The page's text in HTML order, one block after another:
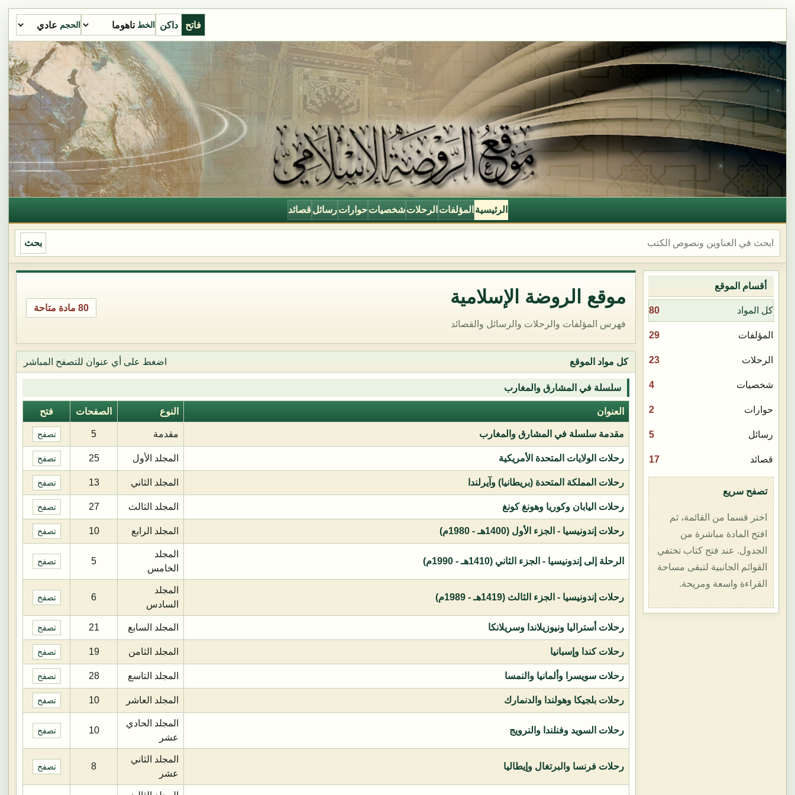
فاتح داكن الخط الحجم
الرئيسية المؤلفات الرحلات شخصيات حوارات رسائل قصائد
بحث
أقسام الموقع
كل المواد 80
المؤلفات 29
الرحلات 23
شخصيات 4
حوارات 2
رسائل 5
قصائد 17
تصفح سريع
اختر قسما من القائمة، ثم
افتح المادة مباشرة من
الجدول. عند فتح كتاب تختفي
القوائم الجانبية لتبقى مساحة
القراءة واسعة ومريحة.
موقع الروضة الإسلامية
فهرس المؤلفات والرحلات والرسائل والقصائد
80 مادة متاحة
كل مواد الموقع اضغط على أي عنوان للتصفح المباشر
سلسلة في المشارق والمغارب
العنوان النوع الصفحات فتح
مقدمة سلسلة في المشارق والمغارب مقدمة 5 تصفح
رحلات الولايات المتحدة الأمريكية المجلد الأول 25 تصفح
رحلات المملكة المتحدة (بريطانيا) وآيرلندا المجلد الثاني 13 تصفح
رحلات اليابان وكوريا وهونغ كونغ المجلد الثالث 27 تصفح
رحلات إندونيسيا - الجزء الأول (1400هـ - 1980م) المجلد الرابع 10 تصفح
الرحلة إلى إندونيسيا - الجزء الثاني (1410هـ - 1990م)
المجلد
الخامس
5 تصفح
رحلات إندونيسيا - الجزء الثالث (1419هـ - 1989م)
المجلد
السادس
6 تصفح
رحلات أستراليا ونيوزيلاندا وسريلانكا المجلد السابع 21 تصفح
رحلات كندا وإسبانيا المجلد الثامن 19 تصفح
رحلات سويسرا وألمانيا والنمسا المجلد التاسع 28 تصفح
رحلات بلجيكا وهولندا والدنمارك المجلد العاشر 10 تصفح
رحلات السويد وفنلندا والنرويج
المجلد الحادي
عشر
10 تصفح
رحلات فرنسا والبرتغال وإيطاليا
المجلد الثاني
عشر
8 تصفح